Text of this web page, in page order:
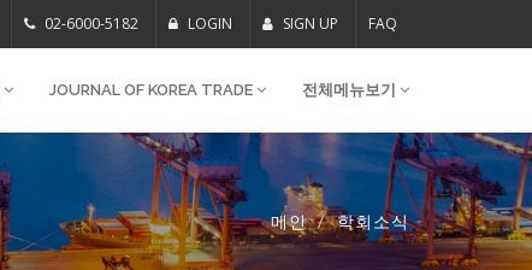
02-6000-5182 LOGIN SIGN UP FAQ
JOURNAL OF KOREA TRADE 전체메뉴보기
메인 학회소식